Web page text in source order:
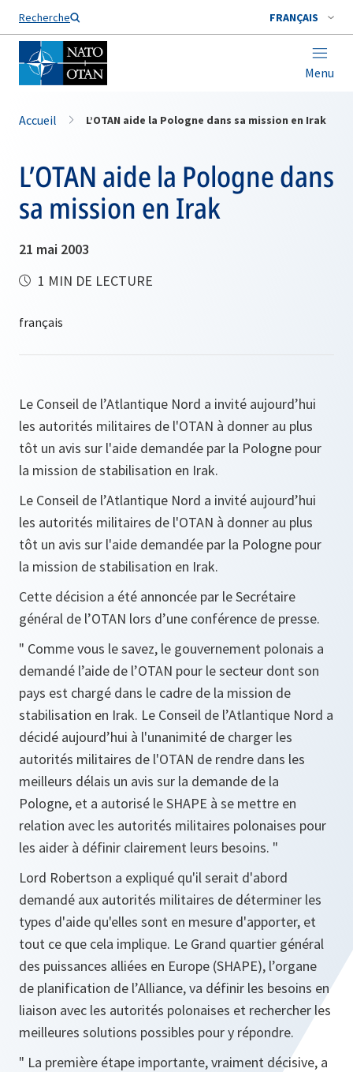
Recherche FRANÇAIS
Menu
Nom de famille*
Accueil L’OTAN aide la Pologne dans sa mission en Irak
L’OTAN aide la Pologne dans
sa mission en Irak
21 mai 2003
1 MIN DE LECTURE
Le Conseil de l’Atlantique Nord a invité aujourd’hui
les autorités militaires de l'OTAN à donner au plus
tôt un avis sur l'aide demandée par la Pologne pour
la mission de stabilisation en Irak.
Le Conseil de l’Atlantique Nord a invité aujourd’hui
les autorités militaires de l'OTAN à donner au plus
tôt un avis sur l'aide demandée par la Pologne pour
la mission de stabilisation en Irak.
Cette décision a été annoncée par le Secrétaire
général de l’OTAN lors d’une conférence de presse.
" Comme vous le savez, le gouvernement polonais a
demandé l’aide de l’OTAN pour le secteur dont son
pays est chargé dans le cadre de la mission de
stabilisation en Irak. Le Conseil de l’Atlantique Nord a
décidé aujourd’hui à l'unanimité de charger les
autorités militaires de l'OTAN de rendre dans les
meilleurs délais un avis sur la demande de la
Pologne, et a autorisé le SHAPE à se mettre en
relation avec les autorités militaires polonaises pour
les aider à définir clairement leurs besoins. "
Lord Robertson a expliqué qu'il serait d'abord
demandé aux autorités militaires de déterminer les
types d'aide qu'elles sont en mesure d'apporter, et
tout ce que cela implique. Le Grand quartier général
des puissances alliées en Europe (SHAPE), l’organe
de planification de l’Alliance, va définir les besoins en
liaison avec les autorités polonaises et rechercher les
meilleures solutions possibles pour y répondre.
" La première étape importante, vraiment décisive, a